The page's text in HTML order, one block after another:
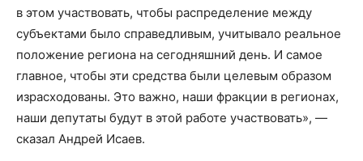
в этом участвовать, чтобы распределение между
субъектами было справедливым, учитывало реальное
положение региона на сегодняшний день. И самое
главное, чтобы эти средства были целевым образом
израсходованы. Это важно, наши фракции в регионах,
наши депутаты будут в этой работе участвовать», —
сказал Андрей Исаев.